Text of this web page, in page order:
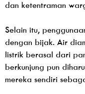
dan ketentraman
Selain itu,
dengan bijak. Air
listrik berasal dari
berkunjung pun
mereka sendiri